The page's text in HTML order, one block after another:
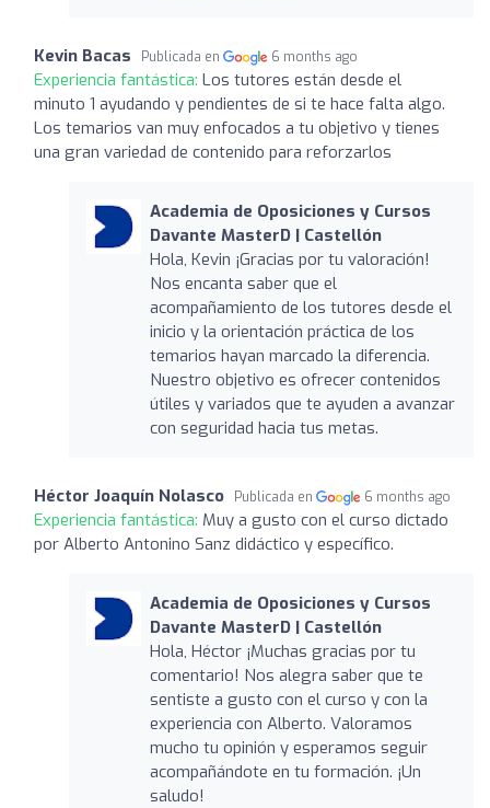
Kevin Bacas Publicada en 6 months ago
Experiencia fantástica: Los tutores están desde el
minuto 1 ayudando y pendientes de si te hace falta algo.
Los temarios van muy enfocados a tu objetivo y tienes
una gran variedad de contenido para reforzarlos
Academia de Oposiciones y Cursos
Davante MasterD | Castellón
Hola, Kevin ¡Gracias por tu valoración!
Nos encanta saber que el
acompañamiento de los tutores desde el
inicio y la orientación práctica de los
temarios hayan marcado la diferencia.
Nuestro objetivo es ofrecer contenidos
útiles y variados que te ayuden a avanzar
con seguridad hacia tus metas.
Héctor Joaquín Nolasco Publicada en 6 months ago
Experiencia fantástica: Muy a gusto con el curso dictado
por Alberto Antonino Sanz didáctico y específico.
Academia de Oposiciones y Cursos
Davante MasterD | Castellón
Hola, Héctor ¡Muchas gracias por tu
comentario! Nos alegra saber que te
sentiste a gusto con el curso y con la
experiencia con Alberto. Valoramos
mucho tu opinión y esperamos seguir
acompañándote en tu formación. ¡Un
saludo!